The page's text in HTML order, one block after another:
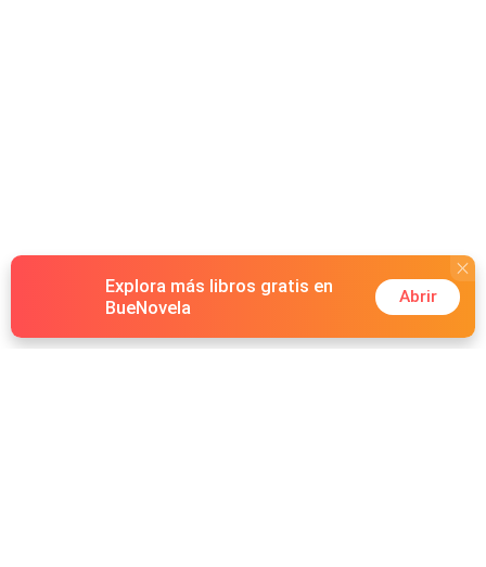
Explora más libros gratis en
BueNovela
Abrir